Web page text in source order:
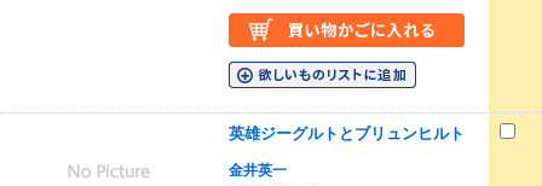
英雄ジーグルトとブリュンヒルト
金井英一